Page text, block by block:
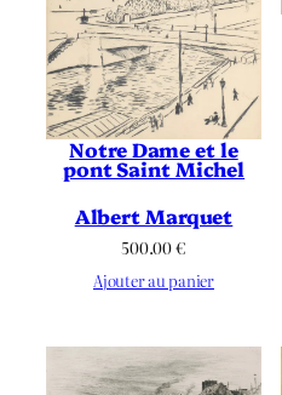
Notre Dame et le
pont Saint Michel
Albert Marquet
500.00€
Ajouter au panier